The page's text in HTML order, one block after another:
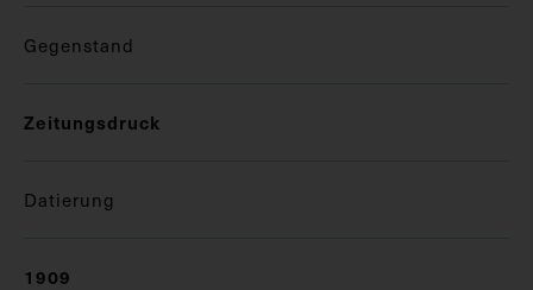
Gegenstand
Zeitungsdruck
Datierung
1909